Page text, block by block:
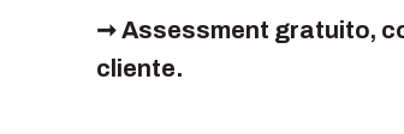
➞ Assessment gratuito,
cliente.